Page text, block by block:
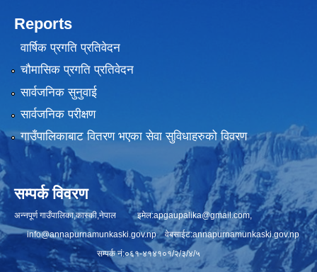
Reports
वार्षिक प्रगति प्रतिवेदन
चौमासिक प्रगति प्रतिवेदन
सार्वजनिक सुनुवाई
सार्वजनिक परीक्षण
गाउँपालिकाबाट वितरण भएका सेवा सुविधाहरुको विवरण
सम्पर्क विवरण
अन्नपूर्ण गाउँपालिका,कास्की,नेपाल इमेल:apgaupalika@gmail.com,
info@annapurnamunkaski.gov.npवेबसाईट:annapurnamunkaski.gov.np
सम्पर्क नं:०६१-४१४१०१/२/३/४/५